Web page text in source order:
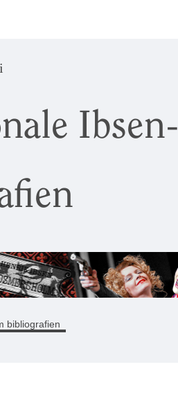
Ibsen-
bibliografien